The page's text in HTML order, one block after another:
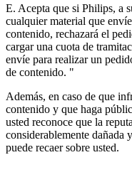
E. Acepta que si Philips, a
cualquier material que
contenido, rechazará el
cargar una cuota de
envíe para realizar un
de contenido. "
Además, en caso de que
contenido y que haga
usted reconoce que la
considerablemente dañada
puede recaer sobre usted.